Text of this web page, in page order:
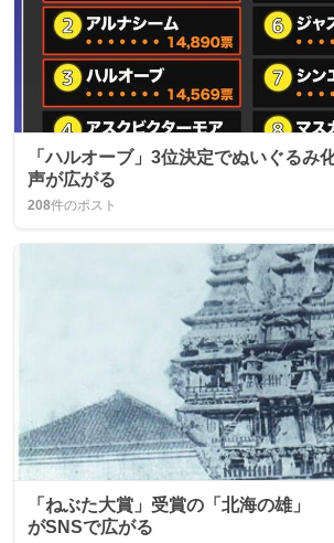
「ハルオーブ」3位決定でぬいぐるみ
声が広がる
208件のポスト
「ねぶた大賞」受賞の「北海の雄」
がSNSで広がる